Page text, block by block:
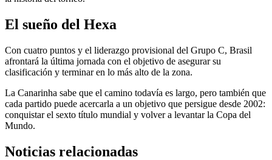
El sueño del Hexa
Con cuatro puntos y el liderazgo provisional del Grupo C, Brasil
afrontará la última jornada con el objetivo de asegurar su
clasificación y terminar en lo más alto de la zona.
La Canarinha sabe que el camino todavía es largo, pero también que
cada partido puede acercarla a un objetivo que persigue desde 2002:
conquistar el sexto título mundial y volver a levantar la Copa del
Mundo.
Noticias relacionadas